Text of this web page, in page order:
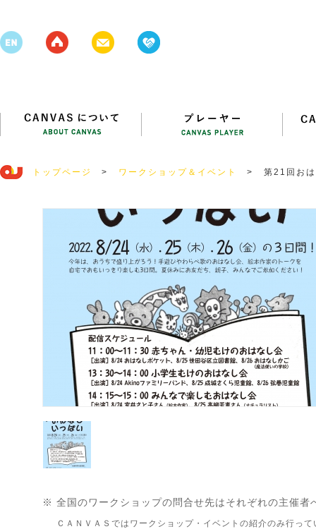
トップページ > ワークショップ＆イベント > 第21回お
※ 全国のワークショップの問合せ先はそれぞれの主催者
ＣＡＮＶＡＳではワークショップ・イベントの紹介のみ行って